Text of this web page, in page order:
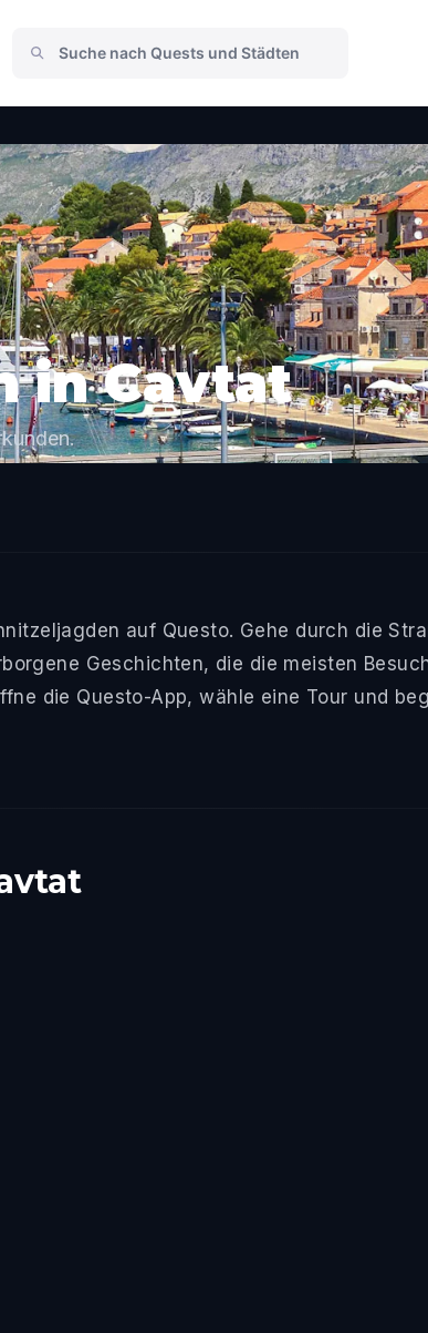
in Cavtat
auf Questo. Gehe durch die
Geschichten, die die meisten
die Questo-App, wähle eine Tour und